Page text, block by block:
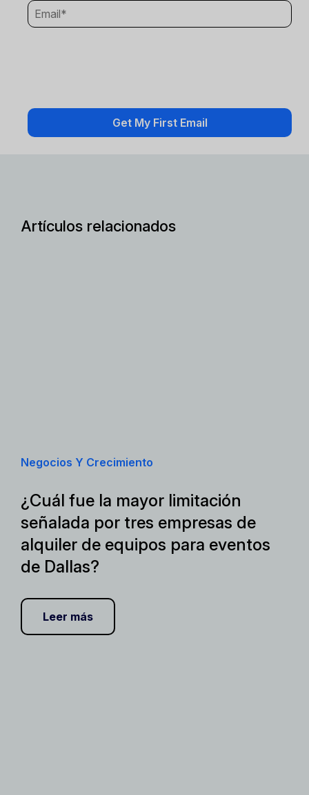
Artículos relacionados
Negocios Y Crecimiento
¿Cuál fue la mayor limitación
señalada por tres empresas de
alquiler de equipos para eventos
de Dallas?
Leer más